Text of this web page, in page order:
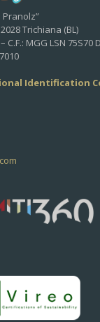
Pranolz”
Trichiana (BL)
C.F.: MGG LSN 75S70
Identification